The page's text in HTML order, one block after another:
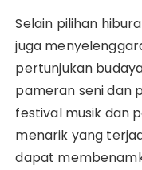
Selain pilihan
juga
pertunjukan
pameran seni dan
festival musik dan
menarik yang
dapat